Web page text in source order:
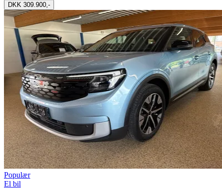
DKK 309.900,-
Populær
El bil